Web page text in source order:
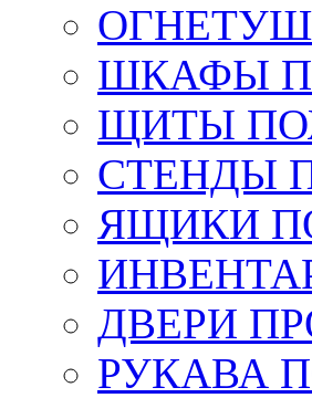
ШКАФЫ
ЩИТЫ
СТЕНДЫ
ЯЩИКИ
ДВЕРИ
РУКАВА